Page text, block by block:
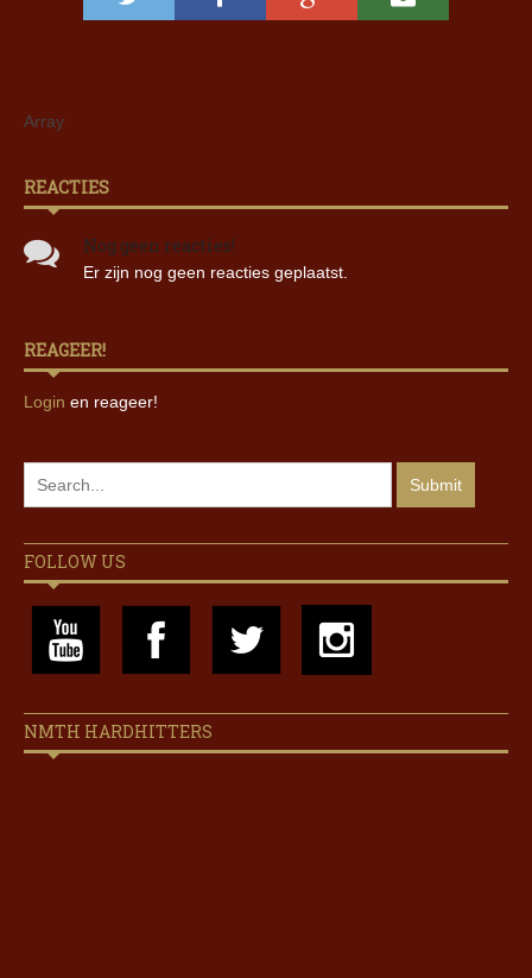
Array
REACTIES
Nog geen reacties!
Er zijn nog geen reacties geplaatst.
REAGEER!
Login en reageer!
FOLLOW US
NMTH HARDHITTERS